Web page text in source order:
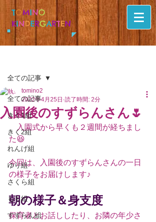
TOMINO
KINDERGARTEN
全ての記事
きく1組
きく2組
れんげ組
ゆり組
さくら組
もも組
すずらん組
全ての記事
入園後のすずらんさん🌷
tomino2
2022年4月25日 読了時間: 2分
入園式から早くも２週間が経ちまし
た😆
今回は、入園後のすずらんさんの一日
の様子をお届けします♪
朝の様子＆身支度
保育者とお話ししたり、お隣の年少さ